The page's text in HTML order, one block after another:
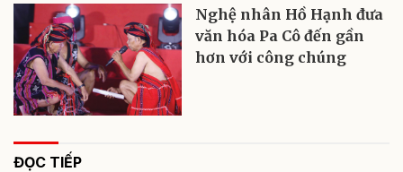
Nghệ nhân Hồ Hạnh đưa
văn hóa Pa Cô đến gần
hơn với công chúng
ĐỌC TIẾP